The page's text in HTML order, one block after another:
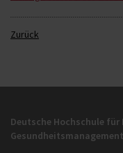
Zurück
Deutsche Hochschule